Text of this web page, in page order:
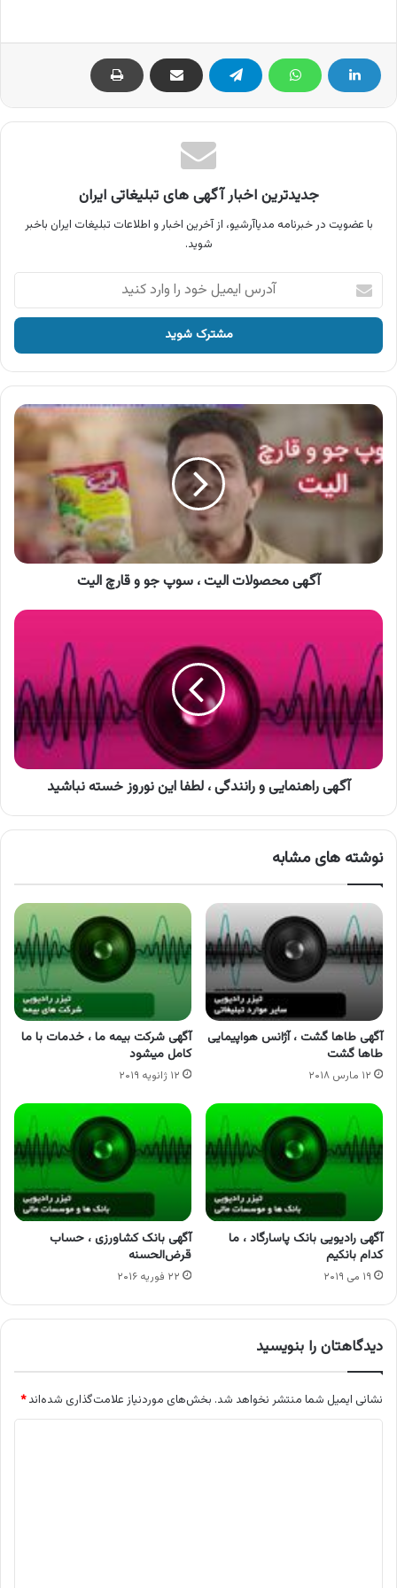
جدیدترین اخبار آگهی های تبلیغاتی ایران
با عضویت در خبرنامه مدیاآرشیو، از آخرین اخبار و اطلاعات تبلیغات ایران باخبر
شوید.
آدرس
ایمیل
خود
وارد
کنید
آگهی
محصولات
الیت
،
سوپ
جو
قارچ
الیت
آگهی محصولات الیت ، سوپ جو و قارچ الیت
آگهی
و
رانندگی
،
لطفا
این
خسته
آگهی راهنمایی و رانندگی ، لطفا این نوروز خسته نباشید
نوشته های مشابه
آگهی طاها گشت ، آژانس هواپیمایی
طاها گشت
۱۲ مارس ۲۰۱۸
آگهی شرکت بیمه ما ، خدمات با ما
کامل میشود
۱۲ ژانویه ۲۰۱۹
آگهی رادیویی بانک پاسارگاد ، ما
کدام بانکیم
۱۹ می ۲۰۱۹
آگهی بانک کشاورزی ، حساب
قرض‌الحسنه
۲۲ فوریه ۲۰۱۶
دیدگاهتان را بنویسید
نشانی ایمیل شما منتشر نخواهد شد. بخش‌های موردنیاز علامت‌گذاری شده‌اند*